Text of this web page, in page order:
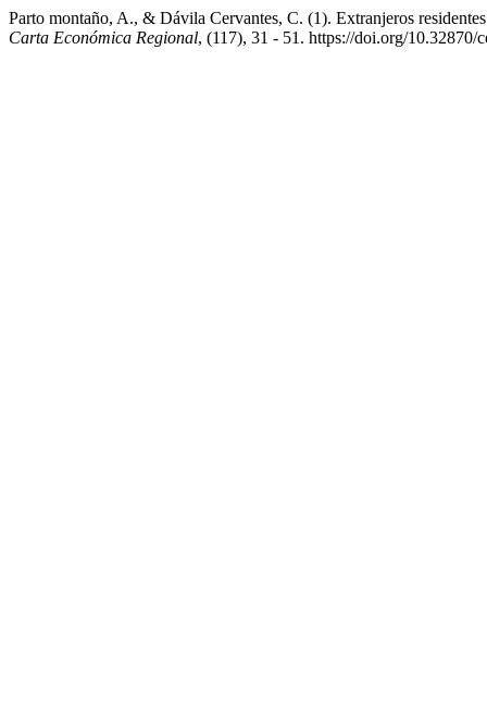
Parto montaño, A., & Dávila Cervantes, C. (1). Extranjeros
Carta Económica Regional, (117), 31 - 51. https://doi.org/10.32870/